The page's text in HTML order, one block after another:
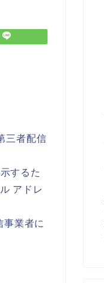
三者配信
するた
アドレ
事業者に